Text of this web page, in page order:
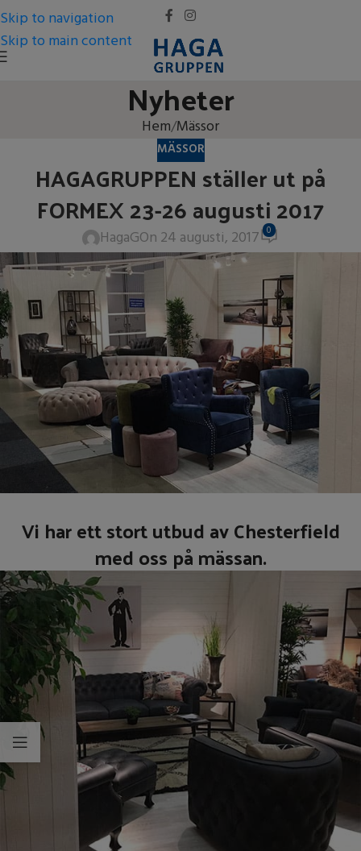
Skip to navigation
Skip to main content
Nyheter
Hem Mässor
MÄSSOR
HAGAGRUPPEN ställer ut på
FORMEX 23-26 augusti 2017
HagaGOn 24 augusti, 2017 0
Vi har ett stort utbud av Chesterfield
med oss på mässan.